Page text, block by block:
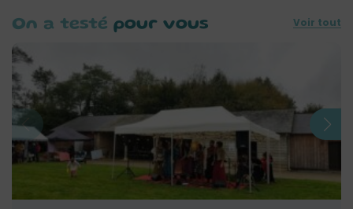
On a testé pour vous Voir tout